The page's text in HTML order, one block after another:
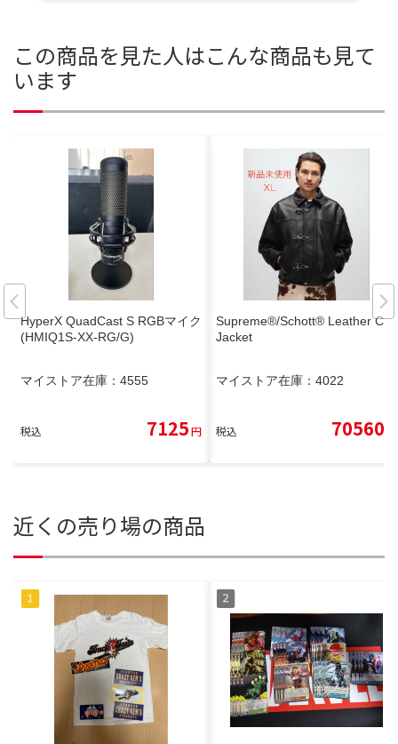
この商品を見た人はこんな商品も見て
います
HyperX QuadCast S RGBマイク
(HMIQ1S-XX-RG/G)
マイストア在庫： 4555
税込 7125円
Supreme®/Schott® Leather Clip
Jacket
マイストア在庫： 4022
税込 70560
近くの売り場の商品